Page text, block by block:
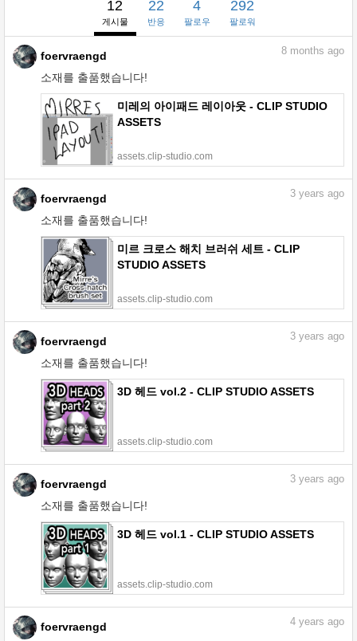
12
게시물
22
반응
4
팔로우
292
팔로워
foervraengd
소재를 출품했습니다!
8 months ago
미레의 아이패드 레이아웃 - CLIP STUDIO
ASSETS
assets.clip-studio.com
foervraengd
소재를 출품했습니다!
3 years ago
미르 크로스 해치 브러쉬 세트 - CLIP
STUDIO ASSETS
assets.clip-studio.com
foervraengd
소재를 출품했습니다!
3 years ago
3D 헤드 vol.2 - CLIP STUDIO ASSETS
assets.clip-studio.com
foervraengd
소재를 출품했습니다!
3 years ago
3D 헤드 vol.1 - CLIP STUDIO ASSETS
assets.clip-studio.com
foervraengd
4 years ago